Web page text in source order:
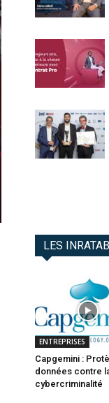
LES
ENTREPRISES
Capgemini :
données contre
cybercriminalité